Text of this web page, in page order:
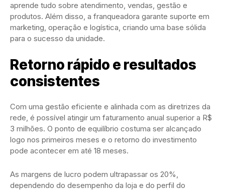
aprende tudo sobre atendimento, vendas, gestão e
produtos. Além disso, a franqueadora garante suporte em
marketing, operação e logística, criando uma base sólida
para o sucesso da unidade.
Retorno rápido e resultados
consistentes
Com uma gestão eficiente e alinhada com as diretrizes da
rede, é possível atingir um faturamento anual superior a R$
3 milhões. O ponto de equilíbrio costuma ser alcançado
logo nos primeiros meses e o retorno do investimento
pode acontecer em até 18 meses.
As margens de lucro podem ultrapassar os 20%,
dependendo do desempenho da loja e do perfil do